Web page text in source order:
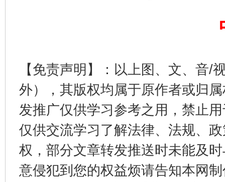
【免责声明】：以上图、文、音/
外），其版权均属于原作者或归
发推广仅供学习参考之用，禁止
仅供交流学习了解法律、法规、
权，部分文章转发推送时未能及
意侵犯到您的权益烦请告知本网
法徽映军营 权益有保障